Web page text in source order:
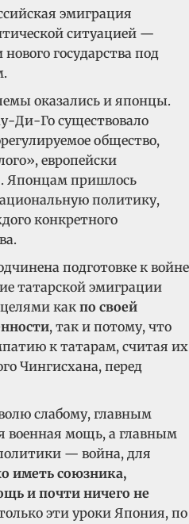
эмиграция
ситуацией —
государства под
оказались и японцы.
Ди-Го существовало
общество,
европейски
Японцам пришлось
политику,
конкретного
подготовке к войне
татарской эмиграции
как по своей
, так и потому, что
к татарам, считая их
Чингисхана, перед
слабому, главным
военная мощь, а главным
— война, для
иметь союзника,
и почти ничего не
эти уроки Япония, по